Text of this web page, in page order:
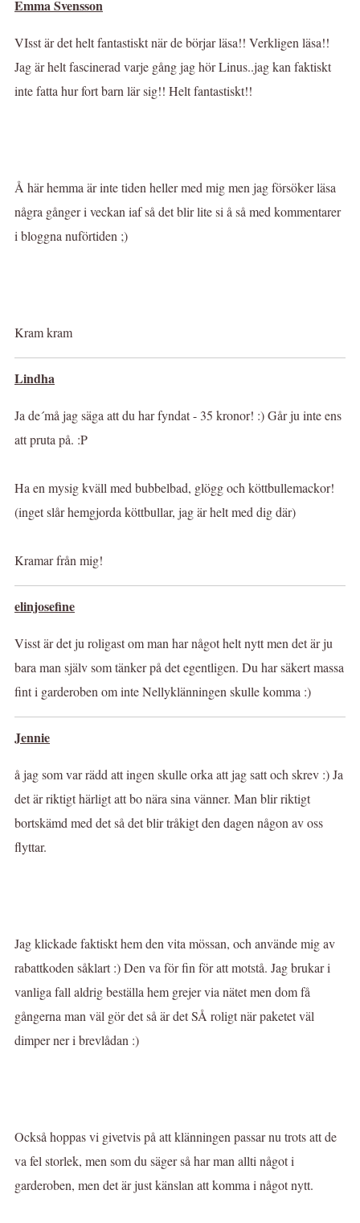
Emma Svensson
VIsst är det helt fantastiskt när de börjar läsa!! Verkligen läsa!!
Jag är helt fascinerad varje gång jag hör Linus..jag kan faktiskt
inte fatta hur fort barn lär sig!! Helt fantastiskt!!
Å här hemma är inte tiden heller med mig men jag försöker läsa
några gånger i veckan iaf så det blir lite si å så med kommentarer
i bloggna nuförtiden ;)
Kram kram
Lindha
Ja de´må jag säga att du har fyndat - 35 kronor! :) Går ju inte ens
att pruta på. :P
Ha en mysig kväll med bubbelbad, glögg och köttbullemackor!
(inget slår hemgjorda köttbullar, jag är helt med dig där)
Kramar från mig!
elinjosefine
Visst är det ju roligast om man har något helt nytt men det är ju
bara man själv som tänker på det egentligen. Du har säkert massa
fint i garderoben om inte Nellyklänningen skulle komma :)
Jennie
å jag som var rädd att ingen skulle orka att jag satt och skrev :) Ja
det är riktigt härligt att bo nära sina vänner. Man blir riktigt
bortskämd med det så det blir tråkigt den dagen någon av oss
flyttar.
Jag klickade faktiskt hem den vita mössan, och använde mig av
rabattkoden såklart :) Den va för fin för att motstå. Jag brukar i
vanliga fall aldrig beställa hem grejer via nätet men dom få
gångerna man väl gör det så är det SÅ roligt när paketet väl
dimper ner i brevlådan :)
Också hoppas vi givetvis på att klänningen passar nu trots att de
va fel storlek, men som du säger så har man allti något i
garderoben, men det är just känslan att komma i något nytt.